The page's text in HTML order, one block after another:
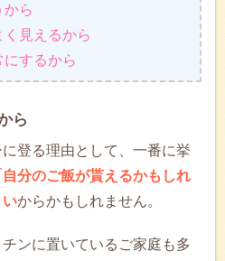
ら
見えるから
するから
ら
登る理由として、一番に挙
自分のご飯が貰えるかもしれ
いからかもしれません。
ンに置いているご家庭も多